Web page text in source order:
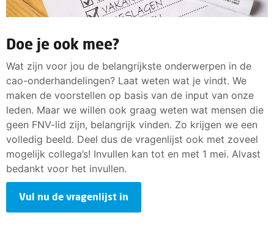
Doe je ook mee?
Wat zijn voor jou de belangrijkste onderwerpen in de
cao-onderhandelingen? Laat weten wat je vindt. We
maken de voorstellen op basis van de input van onze
leden. Maar we willen ook graag weten wat mensen die
geen FNV-lid zijn, belangrijk vinden. Zo krijgen we een
volledig beeld. Deel dus de vragenlijst ook met zoveel
mogelijk collega’s! Invullen kan tot en met 1 mei. Alvast
bedankt voor het invullen.
Vul nu de vragenlijst in